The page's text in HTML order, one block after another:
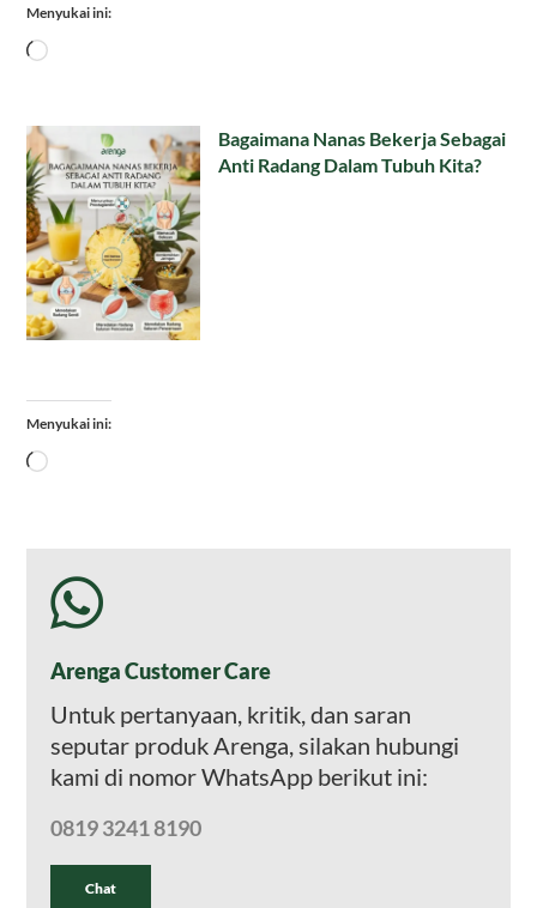
Menyukai ini:
Memuat...
Bagaimana Nanas Bekerja Sebagai
Anti Radang Dalam Tubuh Kita?
Menyukai ini:
Memuat...
Arenga Customer Care
Untuk pertanyaan, kritik, dan saran
seputar produk Arenga, silakan hubungi
kami di nomor WhatsApp berikut ini:
0819 3241 8190
Chat